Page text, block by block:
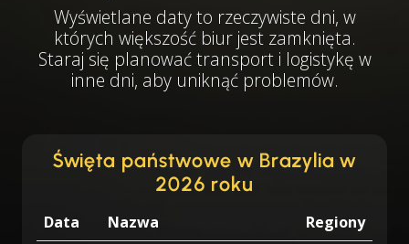
Wyświetlane daty to rzeczywiste dni, w
których większość biur jest zamknięta.
Staraj się planować transport i logistykę w
inne dni, aby uniknąć problemów.
Święta państwowe w Brazylia w
2026 roku
Data Nazwa
Regiony